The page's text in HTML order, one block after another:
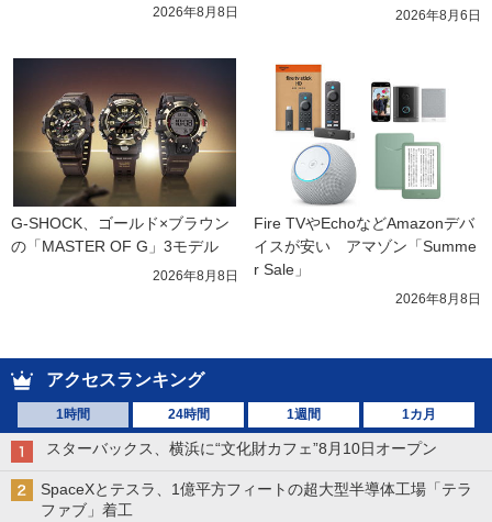
2026年8月8日 2026年8月6日
G-SHOCK、ゴールド×ブラウン
の「MASTER OF G」3モデル
2026年8月8日
Fire TVやEchoなどAmazonデバ
イスが安い　アマゾン「Summe
r Sale」
2026年8月8日
アクセスランキング
1時間 24時間 1週間 1カ月
スターバックス、横浜に“文化財カフェ”8月10日オープン
SpaceXとテスラ、1億平方フィートの超大型半導体工場「テラ
ファブ」着工